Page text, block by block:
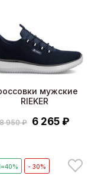
мужские
RIEKER
8 950 ₽ 6 265 ₽
- 30%